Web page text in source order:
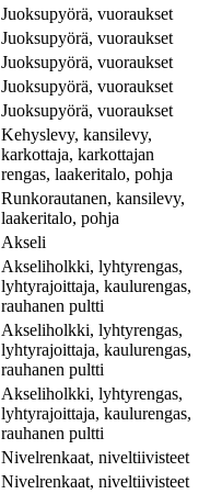
Juoksupyörä, vuoraukset
Juoksupyörä, vuoraukset
Juoksupyörä, vuoraukset
Juoksupyörä, vuoraukset
Juoksupyörä, vuoraukset
Kehyslevy, kansilevy,
karkottaja, karkottajan
rengas, laakeritalo, pohja
Runkorautanen, kansilevy,
laakeritalo, pohja
Akseli
Akseliholkki, lyhtyrengas,
lyhtyrajoittaja, kaulurengas,
rauhanen pultti
Akseliholkki, lyhtyrengas,
lyhtyrajoittaja, kaulurengas,
rauhanen pultti
Akseliholkki, lyhtyrengas,
lyhtyrajoittaja, kaulurengas,
rauhanen pultti
Nivelrenkaat, niveltiivisteet
Nivelrenkaat, niveltiivisteet